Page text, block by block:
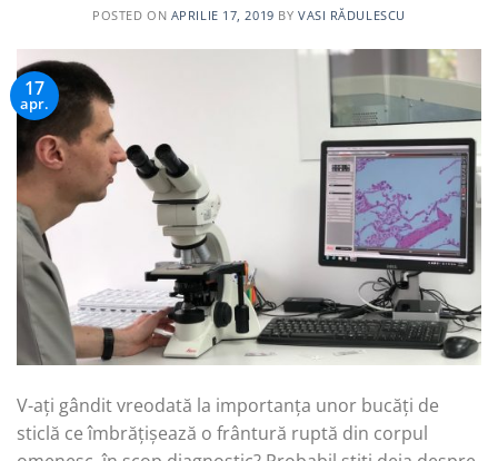
POSTED ON APRILIE 17, 2019 BY VASI RĂDULESCU
17
apr.
V-ați gândit vreodată la importanța unor bucăți de
sticlă ce îmbrățișează o frântură ruptă din corpul